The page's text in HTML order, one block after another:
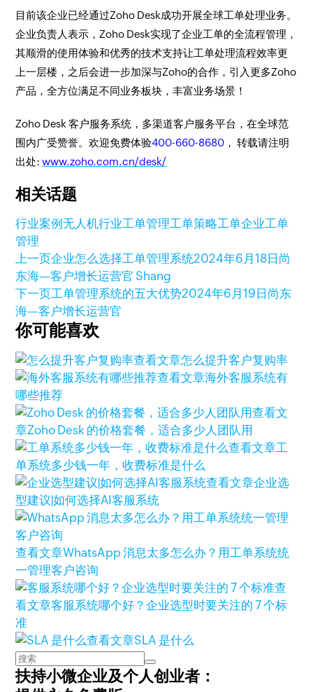
目前该企业已经通过Zoho Desk成功开展全球工单处理业务。
企业负责人表示，Zoho Desk实现了企业工单的全流程管理，
其顺滑的使用体验和优秀的技术支持让工单处理流程效率更
上一层楼，之后会进一步加深与Zoho的合作，引入更多Zoho
产品，全方位满足不同业务板块，丰富业务场景！
Zoho Desk 客户服务系统，多渠道客户服务平台，在全球范
围内广受赞誉。欢迎免费体验400-660-8680 ， 转载请注明
出处:www.zoho.com.cn/desk/
相关话题
行业案例无人机行业工单管理工单策略工单企业工单
管理
上一页企业怎么选择工单管理系统2024年6月18日 尚
东海—客户增长运营官 Shang
下一页工单管理系统的五大优势2024年6月19日 尚东
海—客户增长运营官
你可能喜欢
查看文章怎么提升客户复购率
查看文章海外客服系统有
哪些推荐
查看文
章Zoho Desk 的价格套餐，适合多少人团队用
查看文章工
单系统多少钱一年，收费标准是什么
查看文章企业选
型建议|如何选择AI客服系统
查看文章WhatsApp 消息太多怎么办？用工单系统统
一管理客户咨询
查
看文章客服系统哪个好？企业选型时要关注的 7 个标
准
查看文章SLA 是什么
扶持小微企业及个人创业者：